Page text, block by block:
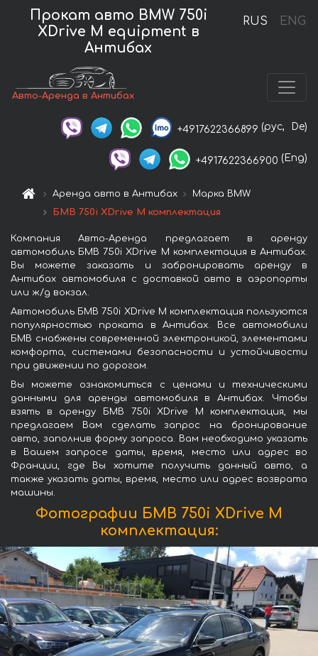
RUS ENG
Прокат авто BMW 750i
XDrive M equipment в
Антибах
Авто-Аренда в Антибах
+4917622366899 (рус, De)
+4917622366900 (Eng)
Аренда авто в Антибах
Марка BMW
БМВ 750i XDrive M комплектация
Компания Авто-Аренда предлагает в аренду
автомобиль БМВ 750i XDrive M комплектация в Антибах.
Вы можете заказать и забронировать аренду в
Антибах автомобиля с доставкой авто в аэропорты
или ж/д вокзал.
Автомобиль БМВ 750i XDrive M комплектация пользуются
популярностью проката в Антибах. Все автомобили
БМВ снабжены современной электроникой, элементами
комфорта, системами безопасности и устойчивости
при движении по дорогам.
Вы можете ознакомиться с ценами и техническими
данными для аренды автомобиля в Антибах. Чтобы
взять в аренду БМВ 750i XDrive M комплектация, мы
предлагаем Вам сделать запрос на бронирование
авто, заполнив форму запроса. Вам необходимо указать
в Вашем запросе даты, время, место или адрес во
Франции, где Вы хотите получить данный авто, а
также указать даты, время, место или адрес возврата
машины.
Фотографии БМВ 750i XDrive M
комплектация: